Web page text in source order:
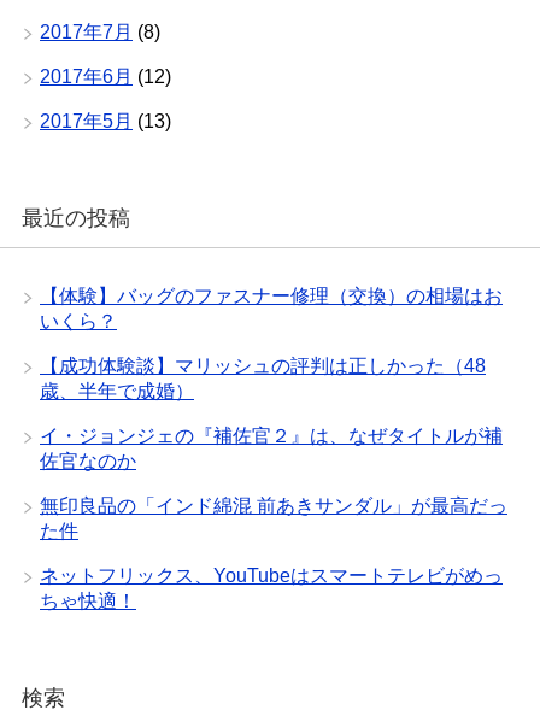
2017年7月 (8)
2017年6月 (12)
2017年5月 (13)
最近の投稿
【体験】バッグのファスナー修理（交換）の相場はお
いくら？
【成功体験談】マリッシュの評判は正しかった（48
歳、半年で成婚）
イ・ジョンジェの『補佐官２』は、なぜタイトルが補
佐官なのか
無印良品の「インド綿混 前あきサンダル」が最高だっ
た件
ネットフリックス、YouTubeはスマートテレビがめっ
ちゃ快適！
検索